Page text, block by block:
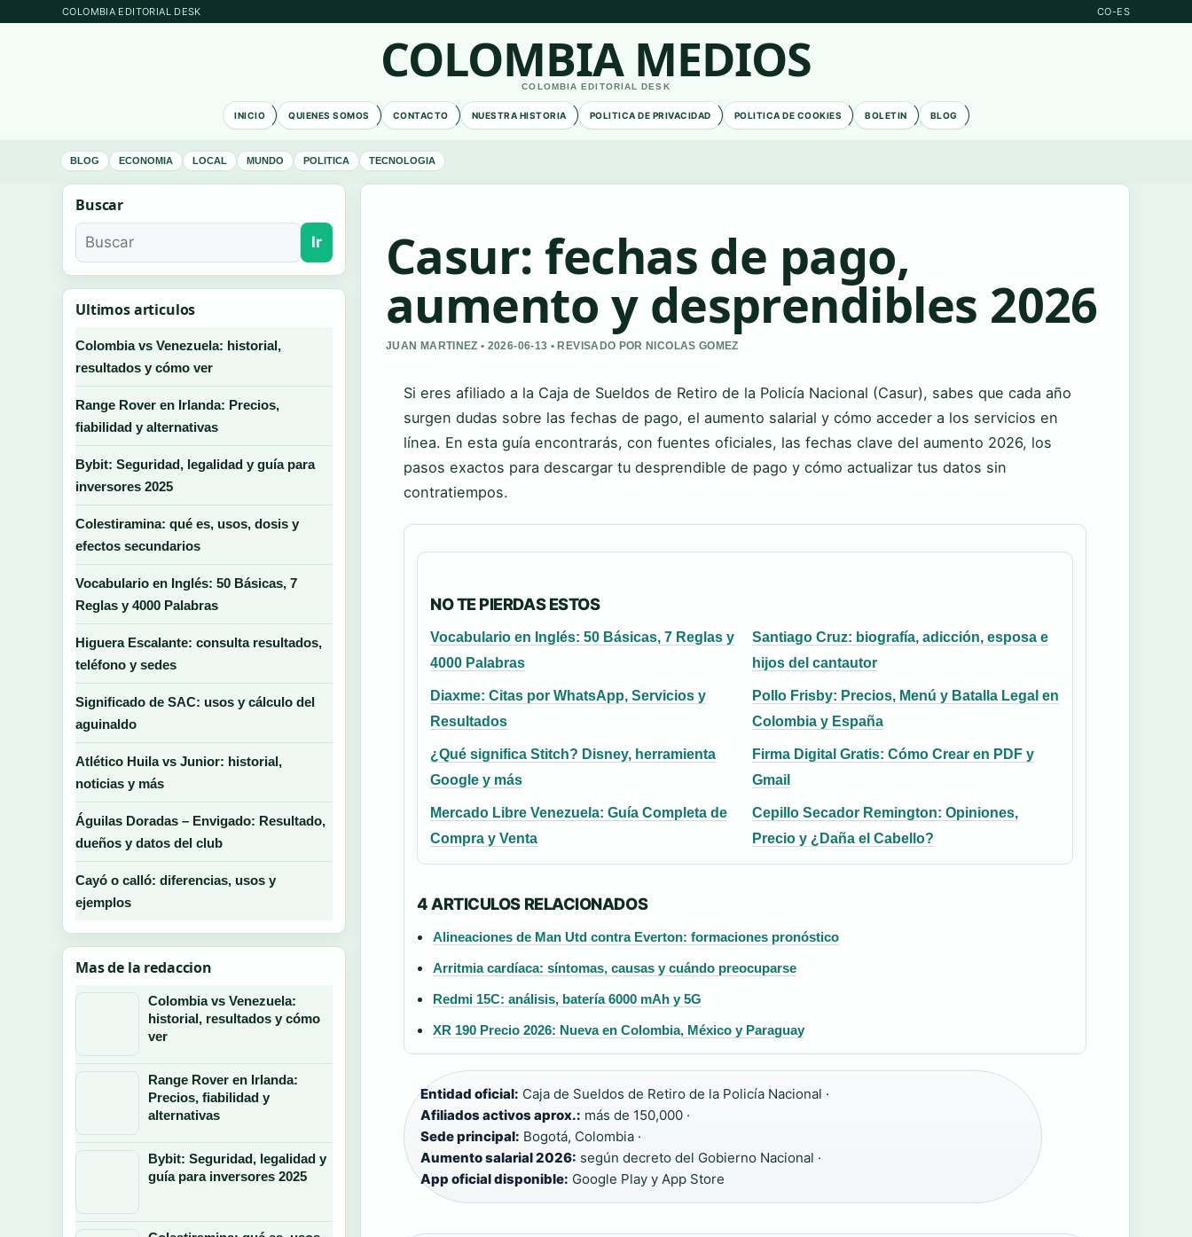
COLOMBIA EDITORIAL DESK CO-ES
COLOMBIA MEDIOS
COLOMBIA EDITORIAL DESK
INICIO QUIENES SOMOS CONTACTO NUESTRA HISTORIA POLITICA DE PRIVACIDAD POLITICA DE COOKIES BOLETIN BLOG
BLOG ECONOMIA LOCAL MUNDO POLITICA TECNOLOGIA
Casur: fechas de pago,
aumento y desprendibles 2026
JUAN MARTINEZ • 2026-06-13 • REVISADO POR NICOLAS GOMEZ
Si eres afiliado a la Caja de Sueldos de Retiro de la Policía Nacional (Casur), sabes que cada año
surgen dudas sobre las fechas de pago, el aumento salarial y cómo acceder a los servicios en
línea. En esta guía encontrarás, con fuentes oficiales, las fechas clave del aumento 2026, los
pasos exactos para descargar tu desprendible de pago y cómo actualizar tus datos sin
contratiempos.
NO TE PIERDAS ESTOS
Vocabulario en Inglés: 50 Básicas, 7 Reglas y
4000 Palabras
Santiago Cruz: biografía, adicción, esposa e
hijos del cantautor
Diaxme: Citas por WhatsApp, Servicios y
Resultados
Pollo Frisby: Precios, Menú y Batalla Legal en
Colombia y España
¿Qué significa Stitch? Disney, herramienta
Google y más
Firma Digital Gratis: Cómo Crear en PDF y
Gmail
Mercado Libre Venezuela: Guía Completa de
Compra y Venta
Cepillo Secador Remington: Opiniones,
Precio y ¿Daña el Cabello?
4 ARTICULOS RELACIONADOS
Alineaciones de Man Utd contra Everton: formaciones pronóstico
Arritmia cardíaca: síntomas, causas y cuándo preocuparse
Redmi 15C: análisis, batería 6000 mAh y 5G
XR 190 Precio 2026: Nueva en Colombia, México y Paraguay
Entidad oficial: Caja de Sueldos de Retiro de la Policía Nacional ·
Afiliados activos aprox.: más de 150,000 ·
Sede principal: Bogotá, Colombia ·
Aumento salarial 2026: según decreto del Gobierno Nacional ·
App oficial disponible: Google Play y App Store
Buscar
Ir
Ultimos articulos
Colombia vs Venezuela: historial,
resultados y cómo ver
Range Rover en Irlanda: Precios,
fiabilidad y alternativas
Bybit: Seguridad, legalidad y guía para
inversores 2025
Colestiramina: qué es, usos, dosis y
efectos secundarios
Vocabulario en Inglés: 50 Básicas, 7
Reglas y 4000 Palabras
Higuera Escalante: consulta resultados,
teléfono y sedes
Significado de SAC: usos y cálculo del
aguinaldo
Atlético Huila vs Junior: historial,
noticias y más
Águilas Doradas – Envigado: Resultado,
dueños y datos del club
Cayó o calló: diferencias, usos y
ejemplos
Mas de la redaccion
Colombia vs Venezuela:
historial, resultados y cómo
ver
Range Rover en Irlanda:
Precios, fiabilidad y
alternativas
Bybit: Seguridad, legalidad y
guía para inversores 2025